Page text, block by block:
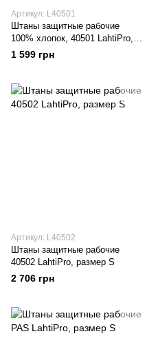
Артикул: L40501
Штаны защитные рабочие
100% хлопок, 40501 LahtiPro,
размер S
1 599 грн
Артикул: L40502
Штаны защитные рабочие
40502 LahtiPro, размер S
2 706 грн